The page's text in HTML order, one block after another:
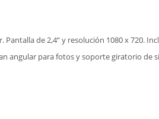
Pantalla de 2,4“ y resolución 1080 x 720.
angular para fotos y soporte giratorio de